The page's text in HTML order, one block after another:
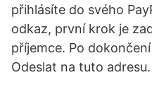
přihlásíte do svého
odkaz, první krok je
příjemce. Po
Odeslat na tuto adresu.